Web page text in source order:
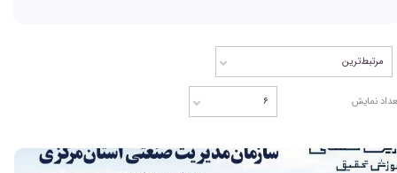
مرتبط‌ترین
نمایش ۶